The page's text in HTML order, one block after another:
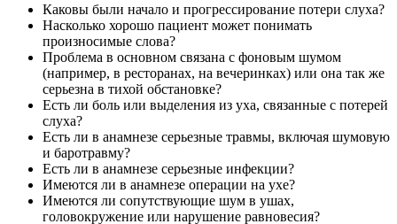
Каковы были начало и прогрессирование потери слуха?
Насколько хорошо пациент может понимать
произносимые слова?
Проблема в основном связана с фоновым шумом
(например, в ресторанах, на вечеринках) или она так же
серьезна в тихой обстановке?
Есть ли боль или выделения из уха, связанные с потерей
слуха?
Есть ли в анамнезе серьезные травмы, включая шумовую
и баротравму?
Есть ли в анамнезе серьезные инфекции?
Имеются ли в анамнезе операции на ухе?
Имеются ли сопутствующие шум в ушах,
головокружение или нарушение равновесия?